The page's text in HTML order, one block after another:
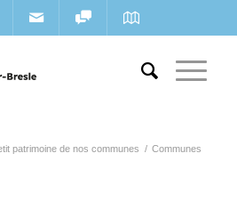
patrimoine de nos communes / Communes